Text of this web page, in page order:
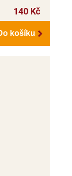
140 Kč
košíku